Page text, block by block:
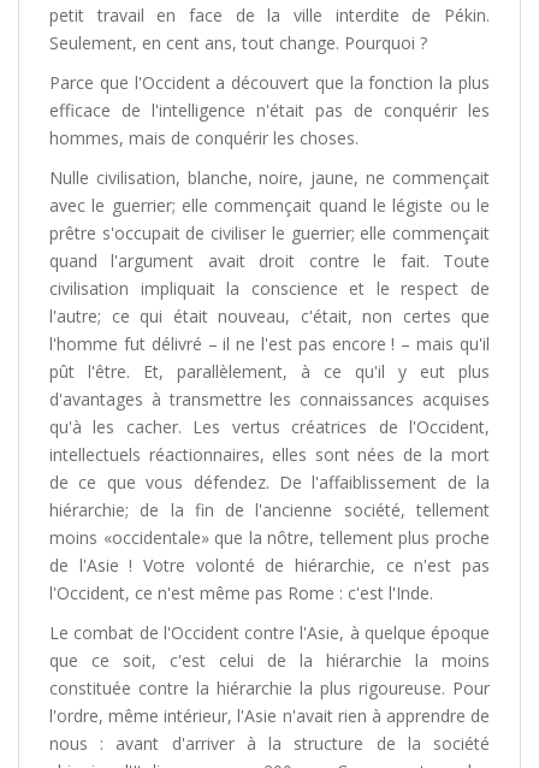
petit travail en face de la ville interdite de Pékin.
Seulement, en cent ans, tout change. Pourquoi ?
Parce que l'Occident a découvert que la fonction la plus
efficace de l'intelligence n'était pas de conquérir les
hommes, mais de conquérir les choses.
Nulle civilisation, blanche, noire, jaune, ne commençait
avec le guerrier; elle commençait quand le légiste ou le
prêtre s'occupait de civiliser le guerrier; elle commençait
quand l'argument avait droit contre le fait. Toute
civilisation impliquait la conscience et le respect de
l'autre; ce qui était nouveau, c'était, non certes que
l'homme fut délivré – il ne l'est pas encore ! – mais qu'il
pût l'être. Et, parallèlement, à ce qu'il y eut plus
d'avantages à transmettre les connaissances acquises
qu'à les cacher. Les vertus créatrices de l'Occident,
intellectuels réactionnaires, elles sont nées de la mort
de ce que vous défendez. De l'affaiblissement de la
hiérarchie; de la fin de l'ancienne société, tellement
moins «occidentale» que la nôtre, tellement plus proche
de l'Asie ! Votre volonté de hiérarchie, ce n'est pas
l'Occident, ce n'est même pas Rome : c'est l'Inde.
Le combat de l'Occident contre l'Asie, à quelque époque
que ce soit, c'est celui de la hiérarchie la moins
constituée contre la hiérarchie la plus rigoureuse. Pour
l'ordre, même intérieur, l'Asie n'avait rien à apprendre de
nous : avant d'arriver à la structure de la société